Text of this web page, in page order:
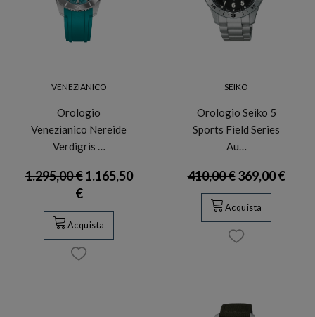
VENEZIANICO
Orologio
Venezianico Nereide
Verdigris …
1.295,00 €1.165,50
€
Acquista
SEIKO
Orologio Seiko 5
Sports Field Series
Au…
410,00 €369,00 €
Acquista